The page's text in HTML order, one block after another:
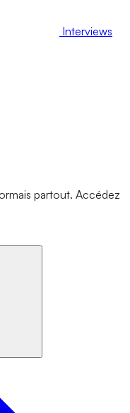
Interviews
partout. Accédez